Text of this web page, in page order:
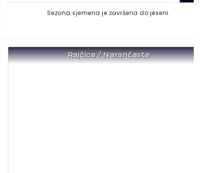
Sezona sjemena je završena do jeseni.
Rajčica / Narančasta